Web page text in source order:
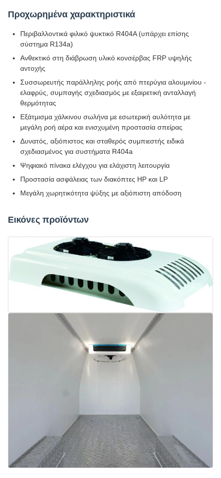
Προχωρημένα χαρακτηριστικά
Περιβαλλοντικά φιλικό ψυκτικό R404A (υπάρχει επίσης
σύστημα R134a)
Ανθεκτικό στη διάβρωση υλικό κονσέρβας FRP υψηλής
αντοχής
Συσσωρευτής παράλληλης ροής από πτερύγια αλουμινίου -
ελαφρύς, συμπαγής σχεδιασμός με εξαιρετική ανταλλαγή
θερμότητας
Εξάτμισμα χάλκινου σωλήνα με εσωτερική αυλότητα με
μεγάλη ροή αέρα και ενισχυμένη προστασία σπείρας
Δυνατός, αξιόπιστος και σταθερός συμπιεστής ειδικά
σχεδιασμένος για συστήματα R404a
Ψηφιακό πίνακα ελέγχου για ελάχιστη λειτουργία
Προστασία ασφάλειας των διακόπτες HP και LP
Μεγάλη χωρητικότητα ψύξης με αξιόπιστη απόδοση
Εικόνες προϊόντων